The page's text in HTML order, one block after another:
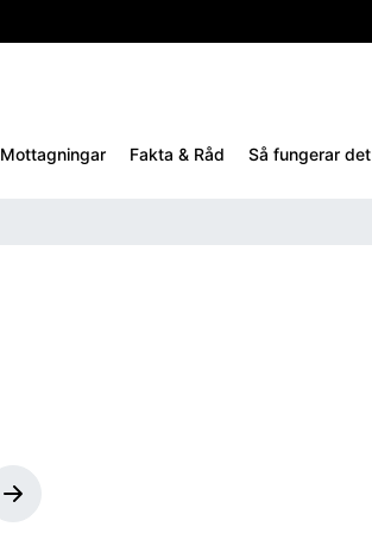
Mottagningar Fakta & Råd Så fungerar det